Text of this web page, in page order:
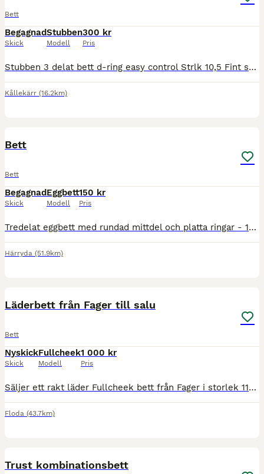
Bett
Begagnad
Skick
Stubben
Modell
300 kr
Pris
Stubben 3 delat bett d-ring easy control Strlk 10,5 Fint skick, inte mkt använt. Pris 300 ev frakt
Kållekärr (16.2km)
Bett
Bett
Begagnad
Skick
Eggbett
Modell
150 kr
Pris
Tredelat eggbett med rundad mittdel och platta ringar - 14 cm från inre del av stor ring till andra sidan av inre del. Från yttre del av stor ring till andra sidan är det 27,5 cm.
Härryda (51.9km)
Läderbett från Fager till salu
Bett
Nyskick
Skick
Fullcheek
Modell
1 000 kr
Pris
Säljer ett rakt läder Fullcheek bett från Fager i storlek 115 i väldigt gott skick. Det är använt några enstaka gånger men inte mer. Sälj p.g.a. att min häst inte längre trivs med bett. Säljs för 1000
Floda (43.7km)
Trust kombinationsbett